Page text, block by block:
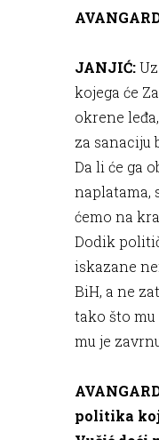
JANJIĆ:
kojega će
okrene
za sanaciju
Da li će ga
naplatama,
ćemo na
Dodik
iskazane
BiH, a ne
tako što
mu je
politika